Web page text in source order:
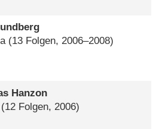
(13 Folgen, 2006⁠–⁠2008)
Hanzon
(12 Folgen, 2006)